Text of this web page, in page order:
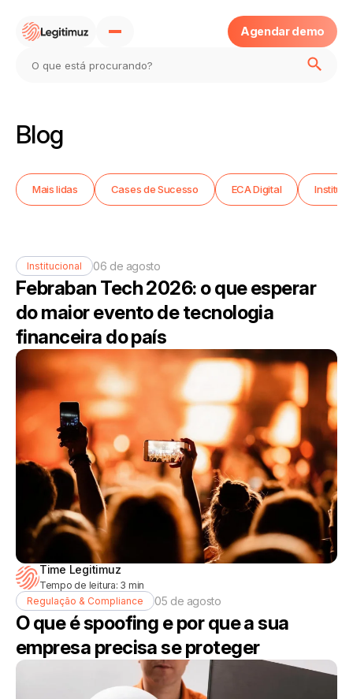
Agendar demo
Home
Sobre
Blog
Eca Digital
Blog
Mais lidas Cases de Sucesso ECA Digital
Institucional 06 de agosto
Febraban Tech 2026: o que esperar
do maior evento de tecnologia
financeira do país
Time Legitimuz
Tempo de leitura: 3 min
Regulação & Compliance
05 de agosto
O que é spoofing e por que a sua
empresa precisa se proteger